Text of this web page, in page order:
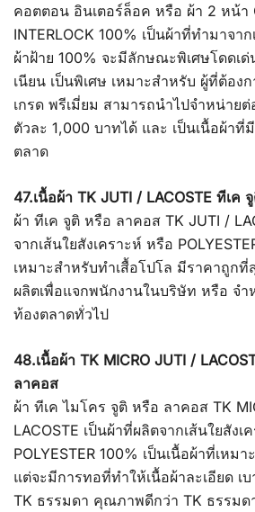
คอตตอน อินเตอร์ล็อค หรือ ผ้า 2 หน้า
INTERLOCK 100% เป็นผ้าที่ทำมาจา
ผ้าฝ้าย 100% จะมีลักษณะพิเศษโดดเ
เนียน เป็นพิเศษ เหมาะสำหรับ ผู้ที่ต้อง
เกรด พรีเมี่ยม สามารถนำไปจำหน่าย
ตัวละ 1,000 บาทได้ และ เป็นเนื้อผ้าที่
ตลาด
47.เนื้อผ้า TK JUTI / LACOSTE ทีเค
ผ้า ทีเค จูติ หรือ ลาคอส TK JUTI /
จากเส้นใยสังเคราะห์ หรือ
เหมาะสำหรับทำเสื้อโปโล มีราคาถูก
ผลิตเพื่อแจกพนักงานในบริษัท หรือ จำ
ท้องตลาดทั่วไป
48.เนื้อผ้า TK MICRO JUTI /
ลาคอส
ผ้า ทีเค ไมโคร จูติ หรือ ลาคอส TK
LACOSTE เป็นผ้าที่ผลิตจากเส้นใยสังเ
POLYESTER 100% เป็นเนื้อผ้าที่เหม
แต่จะมีการทอที่ทำให้เนื้อผ้าละเอียด เบ
TK ธรรมดา คุณภาพดีกว่า TK ธรรม